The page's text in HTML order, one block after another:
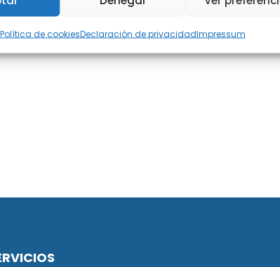
Política de cookiesDeclaración de privacidadImpressum